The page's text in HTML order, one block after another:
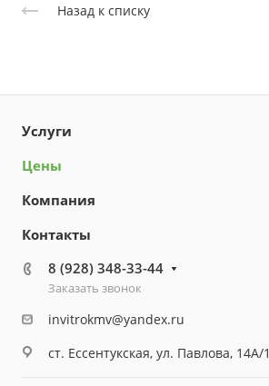
Назад к списку
Услуги
Цены
Компания
Контакты
8 (928) 348-33-44
Заказать звонок
invitrokmv@yandex.ru
ст. Ессентукская, ул. Павлова, 14А/1